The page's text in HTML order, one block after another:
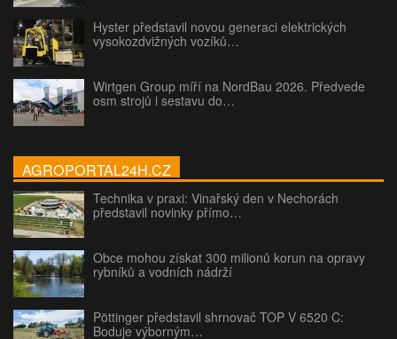
Hyster představil novou generaci elektrických
vysokozdvižných vozíků…
Wirtgen Group míří na NordBau 2026. Předvede
osm strojů i sestavu do…
AGROPORTAL24H.CZ
Technika v praxi: Vinařský den v Nechorách
představil novinky přímo…
Obce mohou získat 300 milionů korun na opravy
rybníků a vodních nádrží
Pöttinger představil shrnovač TOP V 6520 C:
Boduje výborným…